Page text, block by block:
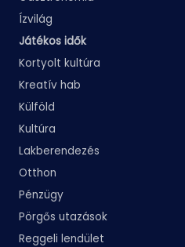
Ízvilág
Játékos idők
Kortyolt kultúra
Kreatív hab
Külföld
Kultúra
Lakberendezés
Otthon
Pénzügy
Pörgős utazások
Reggeli lendület